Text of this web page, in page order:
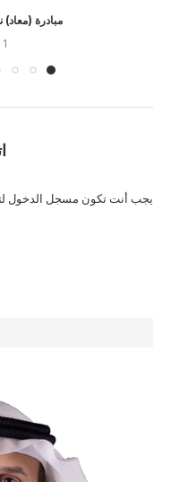
مبادرة
11
يجب أنت تكون مسجل الدخول